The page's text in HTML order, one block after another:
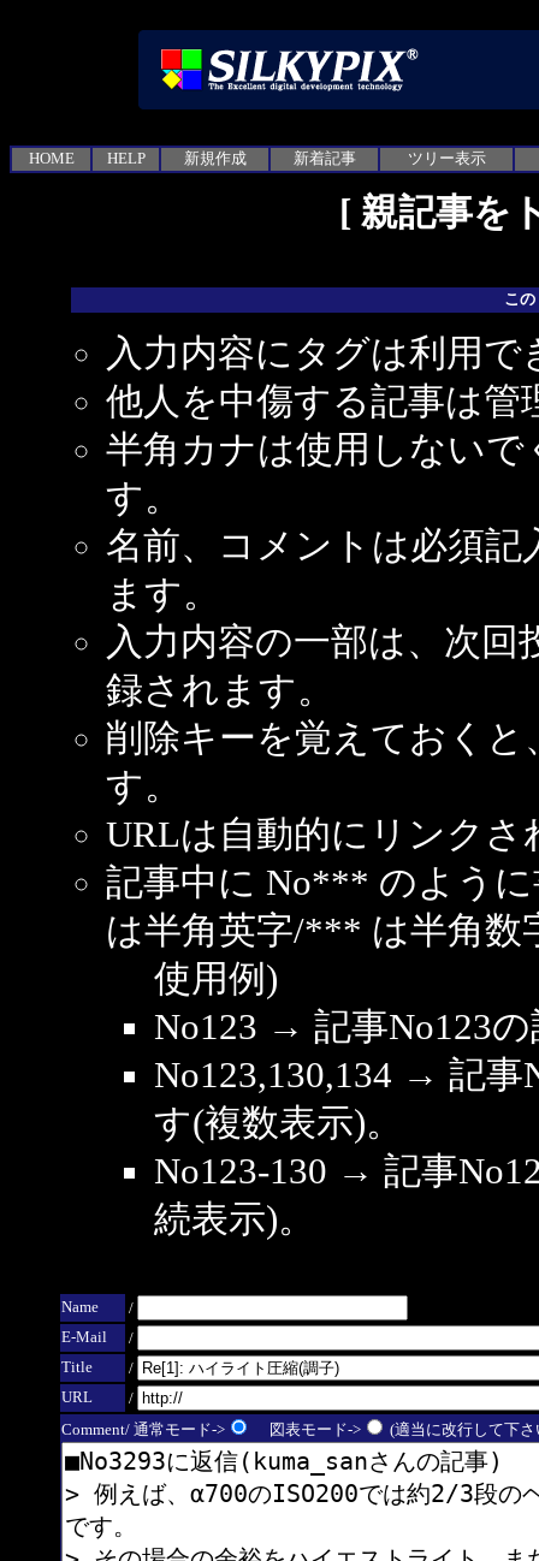
HOME HELP 新規作成 新着記事 ツリー表示
[ 親記事を
こ
入力内容にタグは利用で
他人を中傷する記事は管
半角カナは使用しない
す。
名前、コメントは必須
ます。
入力内容の一部は、次
録されます。
削除キーを覚えておく
す。
URLは自動的にリンクさ
記事中に No*** のよう
は半角英字/*** は半角数
使用例)
No123 → 記事No123
No123,130,134 → 記
す(複数表示)。
No123-130 → 記事
続表示)。
Name
/
E-Mail
/
Title
/
URL
/
Comment/ 通常モード->
図表モード-> (適当に改行して下